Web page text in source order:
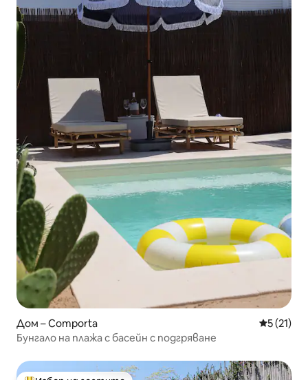
Дом – Comporta Средна
5 (21)
Бунгало на плажа с басейн с подгряване